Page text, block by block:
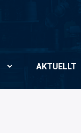
AKTUELLT